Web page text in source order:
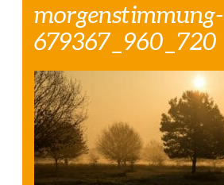
morgenstimmung-
679367_960_720